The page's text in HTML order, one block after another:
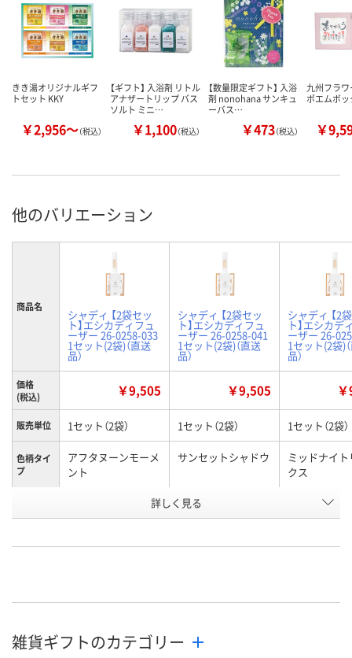
きき湯オリジナルギフ
トセット KKY
￥2,956～（税込）
【ギフト】 入浴剤 リトル
アナザートリップ バス
ソルト ミニ…
￥1,100（税込）
【数量限定ギフト】 入浴
剤 nonohana サンキュ
ーバス…
￥473（税込）
九州フラ
ポエムボ
￥
他のバリエーション
商品名
シャディ 【2袋セッ
ト】エシカディフュ
ーザー 26-0258-033
1セット(2袋)（直送
品）
シャディ 【2袋セッ
ト】エシカディフュ
ーザー 26-0258-041
1セット(2袋)（直送
品）
シャディ 【2
ト】エシカデ
ーザー 26-
1セット(2袋)
品）
価格
(税込)
￥9,505 ￥9,505
販売単位 1セット（2袋） 1セット（2袋） 1セット（2袋）
色柄タイ
プ
アフタヌーンモーメ
ント
サンセットシャドウ
ミッドナイ
クス
WNP0088 WNP0090
カゴへ
詳しく見る
雑貨ギフトのカテゴリー